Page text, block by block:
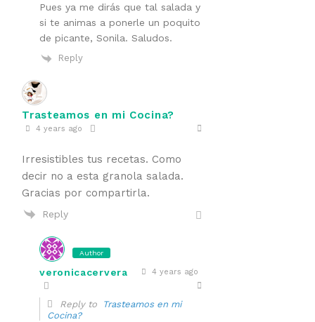
Pues ya me dirás que tal salada y
si te animas a ponerle un poquito
de picante, Sonila. Saludos.
Reply
Trasteamos en mi Cocina?
4 years ago
Irresistibles tus recetas. Como
decir no a esta granola salada.
Gracias por compartirla.
Reply
Author
veronicacervera 4 years ago
Reply to
Trasteamos en mi
Cocina?